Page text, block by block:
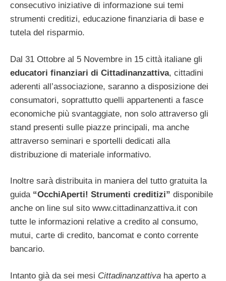
consecutivo iniziative di informazione sui temi
strumenti creditizi, educazione finanziaria di base e
tutela del risparmio.
Dal 31 Ottobre al 5 Novembre in 15 città italiane gli
educatori finanziari di Cittadinanzattiva, cittadini
aderenti all’associazione, saranno a disposizione dei
consumatori, soprattutto quelli appartenenti a fasce
economiche più svantaggiate, non solo attraverso gli
stand presenti sulle piazze principali, ma anche
attraverso seminari e sportelli dedicati alla
distribuzione di materiale informativo.
Inoltre sarà distribuita in maniera del tutto gratuita la
guida “OcchiAperti! Strumenti creditizi” disponibile
anche on line sul sito www.cittadinanzattiva.it con
tutte le informazioni relative a credito al consumo,
mutui, carte di credito, bancomat e conto corrente
bancario.
Intanto già da sei mesi Cittadinanzattiva ha aperto a